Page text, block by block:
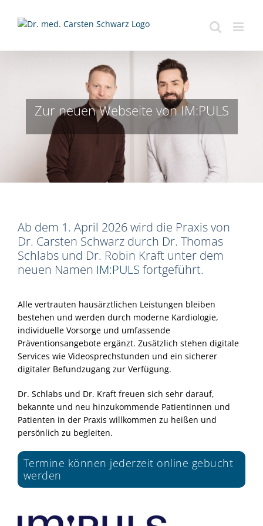
Inhalt
Zur neuen Webseite von IM:PULS
Ab dem 1. April 2026 wird die Praxis von
Dr. Carsten Schwarz durch Dr. Thomas
Schlabs und Dr. Robin Kraft unter dem
neuen Namen IM:PULS fortgeführt.
Alle vertrauten hausärztlichen Leistungen bleiben
bestehen und werden durch moderne Kardiologie,
individuelle Vorsorge und umfassende
Präventionsangebote ergänzt. Zusätzlich stehen digitale
Services wie Videosprechstunden und ein sicherer
digitaler Befundzugang zur Verfügung.
Dr. Schlabs und Dr. Kraft freuen sich sehr darauf,
bekannte und neu hinzukommende Patientinnen und
Patienten in der Praxis willkommen zu heißen und
persönlich zu begleiten.
Termine können jederzeit online gebucht
werden